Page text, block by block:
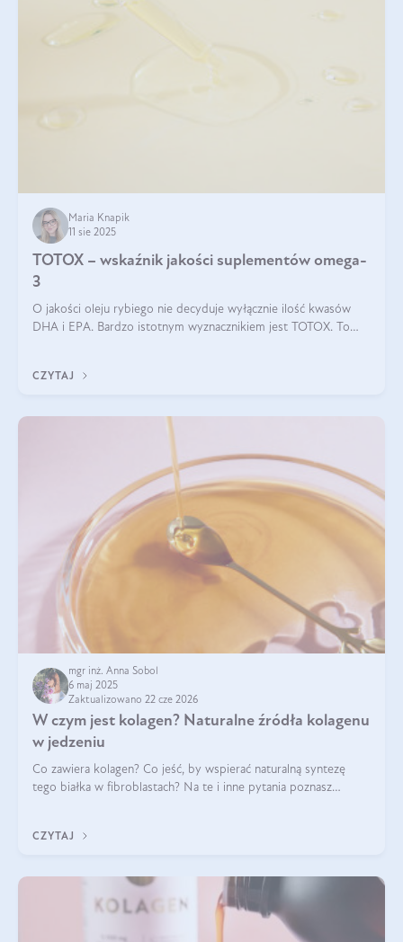
Maria Knapik
11 sie 2025
TOTOX – wskaźnik jakości suplementów omega-
3
O jakości oleju rybiego nie decyduje wyłącznie ilość kwasów
DHA i EPA. Bardzo istotnym wyznacznikiem jest TOTOX. To
CZYTAJ
mgr inż. Anna Sobol
6 maj 2025
Zaktualizowano 22 cze 2026
W czym jest kolagen? Naturalne źródła kolagenu
w jedzeniu
Co zawiera kolagen? Co jeść, by wspierać naturalną syntezę
tego białka w fibroblastach? Na te i inne pytania poznasz
CZYTAJ